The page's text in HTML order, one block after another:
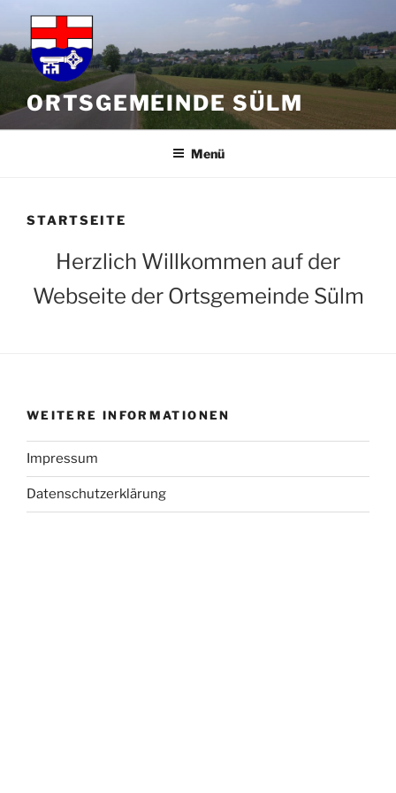
Inhalt
springen
ORTSGEMEINDE SÜLM
Menü
STARTSEITE
Herzlich Willkommen auf der
Webseite der Ortsgemeinde Sülm
WEITERE INFORMATIONEN
Impressum
Datenschutzerklärung